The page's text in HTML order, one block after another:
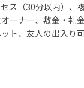
ス（30分以内）
ーナー 敷金・礼
ト
友人の出入り可